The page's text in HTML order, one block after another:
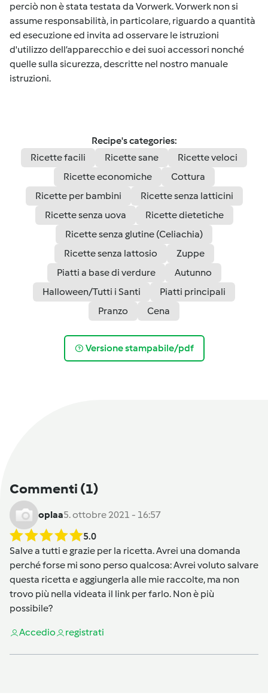
perciò non è stata testata da Vorwerk. Vorwerk non si
assume responsabilità, in particolare, riguardo a quantità
ed esecuzione ed invita ad osservare le istruzioni
d'utilizzo dell’apparecchio e dei suoi accessori nonché
quelle sulla sicurezza, descritte nel nostro manuale
istruzioni.
Recipe's categories:
Ricette facili
Ricette sane
Ricette veloci
Ricette economiche
Cottura
Ricette per bambini
Ricette senza latticini
Ricette senza uova
Ricette dietetiche
Ricette senza glutine (Celiachia)
Ricette senza lattosio
Zuppe
Piatti a base di verdure
Autunno
Halloween/Tutti i Santi
Piatti principali
Pranzo
Cena
Versione stampabile/pdf
Commenti (1)
oplaa5. ottobre 2021 - 16:57
5.0
Salve a tutti e grazie per la ricetta. Avrei una domanda
perché forse mi sono perso qualcosa: Avrei voluto salvare
questa ricetta e aggiungerla alle mie raccolte, ma non
trovo più nella videata il link per farlo. Non è più
possibile?
Accedio registrati